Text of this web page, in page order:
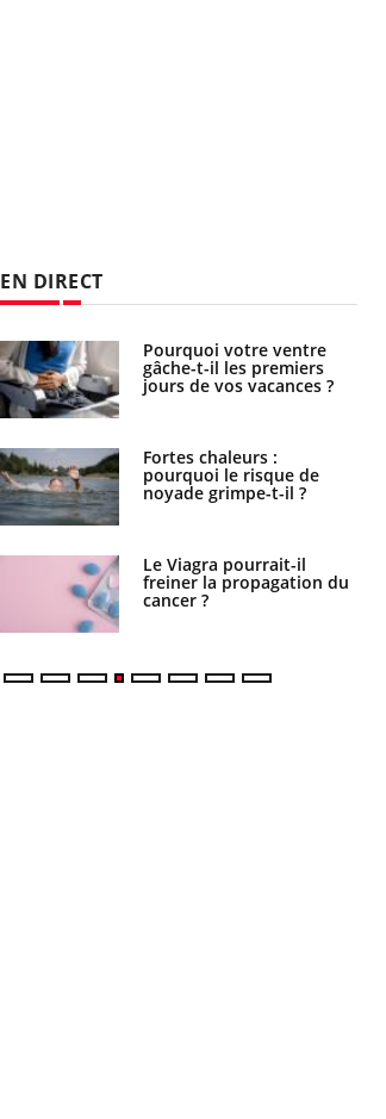
EN DIRECT
Pourquoi votre ventre
gâche-t-il les premiers
jours de vos vacances ?
Fortes chaleurs :
pourquoi le risque de
noyade grimpe-t-il ?
Le Viagra pourrait-il
freiner la propagation du
cancer ?